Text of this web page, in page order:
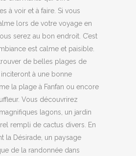
à voir et à faire. Si vous
lors de votre voyage en
serez au bon endroit. C’est
est calme et paisible.
de belles plages de
à une bonne
la plage à Fanfan ou encore
Vous découvrirez
lagons, un jardin
rempli de cactus divers. En
la Désirade, un paysage
de la randonnée dans